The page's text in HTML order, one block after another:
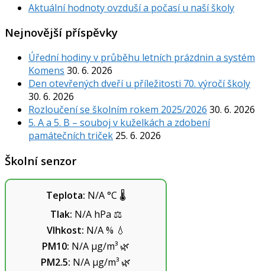
Aktuální hodnoty ovzduší a počasí u naší školy
Nejnovější příspěvky
Úřední hodiny v průběhu letních prázdnin a systém
Komens 30. 6. 2026
Den otevřených dveří u příležitosti 70. výročí školy
30. 6. 2026
Rozloučení se školním rokem 2025/2026 30. 6. 2026
5. A a 5. B – souboj v kuželkách a zdobení
památečních triček 25. 6. 2026
Školní senzor
Teplota: N/A°C 🌡️
Tlak: N/AhPa ⚖️
Vlhkost: N/A% 💧
PM10: N/A µg/m³ 🌿
PM2.5: N/A µg/m³ 🌿